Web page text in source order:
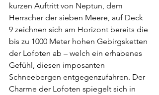
kurzen Auftritt von Neptun, dem
Herrscher der sieben Meere, auf Deck
9 zeichnen sich am Horizont bereits die
bis zu 1000 Meter hohen Gebirgsketten
der Lofoten ab – welch ein erhabenes
Gefühl, diesen imposanten
Schneebergen entgegenzufahren. Der
Charme der Lofoten spiegelt sich in